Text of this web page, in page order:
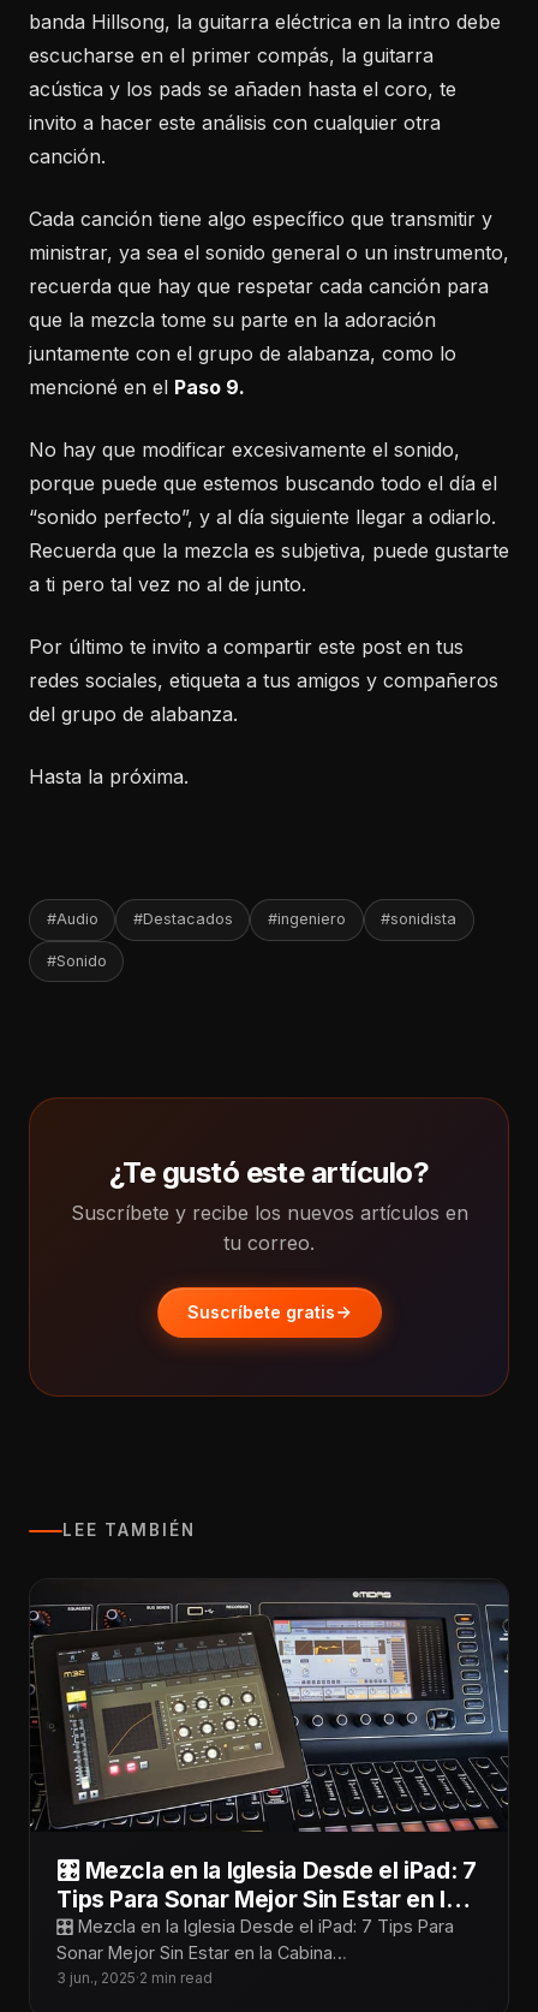
banda Hillsong, la guitarra eléctrica en la intro debe
escucharse en el primer compás, la guitarra
acústica y los pads se añaden hasta el coro, te
invito a hacer este análisis con cualquier otra
canción.
Cada canción tiene algo específico que transmitir y
ministrar, ya sea el sonido general o un instrumento,
recuerda que hay que respetar cada canción para
que la mezcla tome su parte en la adoración
juntamente con el grupo de alabanza, como lo
mencioné en el Paso 9.
No hay que modificar excesivamente el sonido,
porque puede que estemos buscando todo el día el
“sonido perfecto”, y al día siguiente llegar a odiarlo.
Recuerda que la mezcla es subjetiva, puede gustarte
a ti pero tal vez no al de junto.
Por último te invito a compartir este post en tus
redes sociales, etiqueta a tus amigos y compañeros
del grupo de alabanza.
Hasta la próxima.
#Audio #Destacados #ingeniero #sonidista
#Sonido
¿Te gustó este artículo?
Suscríbete y recibe los nuevos artículos en
tu correo.
Suscríbete gratis
LEE TAMBIÉN
🎛️ Mezcla en la Iglesia Desde el iPad: 7
Tips Para Sonar Mejor Sin Estar en la
Cabina
🎛️ Mezcla en la Iglesia Desde el iPad: 7 Tips Para
Sonar Mejor Sin Estar en la Cabina
¡Tecnoiglesiólogos! Mezclar desde
3 jun., 2025·2 min read